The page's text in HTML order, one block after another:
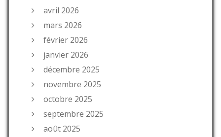
avril 2026
mars 2026
février 2026
janvier 2026
décembre 2025
novembre 2025
octobre 2025
septembre 2025
août 2025